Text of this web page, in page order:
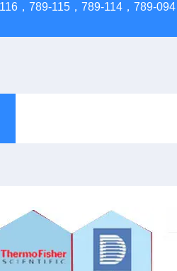
，789-115，789-114，789-